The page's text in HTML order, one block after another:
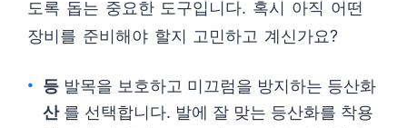
도록 돕는 중요한 도구입니다. 혹시 아직 어떤
장비를 준비해야 할지 고민하고 계신가요?
등
산
발목을 보호하고 미끄럼을 방지하는 등산화
를 선택합니다. 발에 잘 맞는 등산화를 착용